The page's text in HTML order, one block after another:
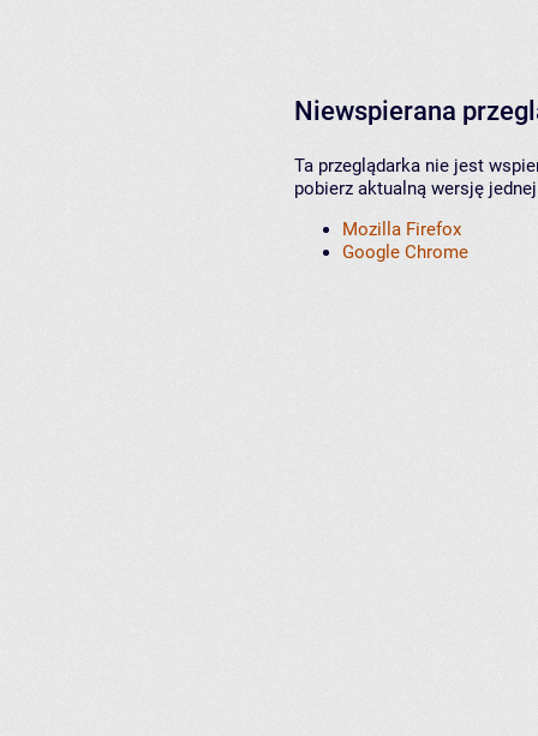
Niewspierana
Ta przeglądarka nie jest
pobierz aktualną wersję
Mozilla Firefox
Google Chrome